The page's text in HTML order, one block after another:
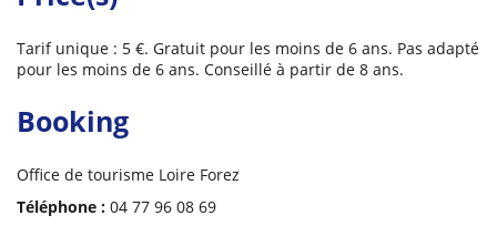
Tarif unique : 5 €. Gratuit pour les moins de 6 ans. Pas adapté
pour les moins de 6 ans. Conseillé à partir de 8 ans.
Booking
Office de tourisme Loire Forez
Téléphone : 04 77 96 08 69